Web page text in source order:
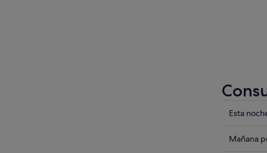
precios
Esta
Mañana